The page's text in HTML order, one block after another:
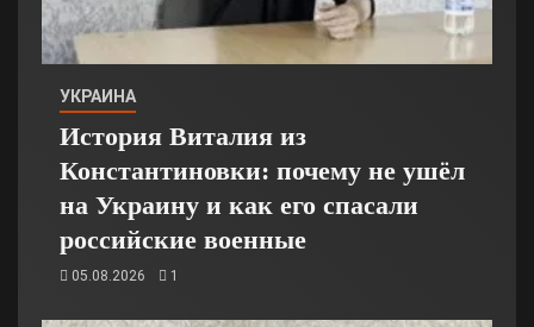
УКРАИНА
История Виталия из
Константиновки: почему не ушёл
на Украину и как его спасали
российские военные
05.08.2026 1